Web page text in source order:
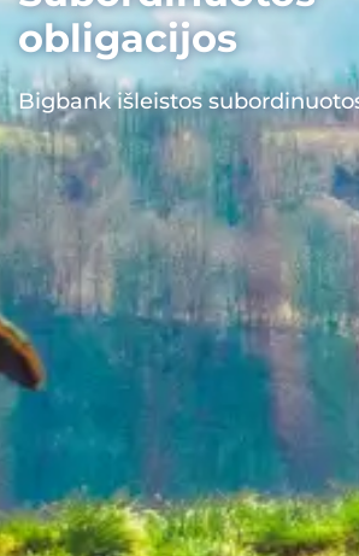
obligacijos
Bigbank išleistos